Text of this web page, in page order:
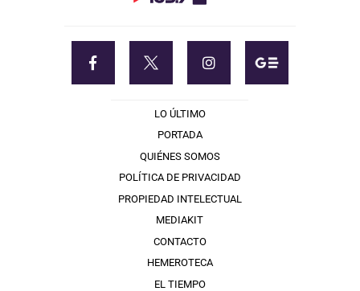
LO ÚLTIMO
PORTADA
QUIÉNES SOMOS
POLÍTICA DE PRIVACIDAD
PROPIEDAD INTELECTUAL
MEDIAKIT
CONTACTO
HEMEROTECA
EL TIEMPO